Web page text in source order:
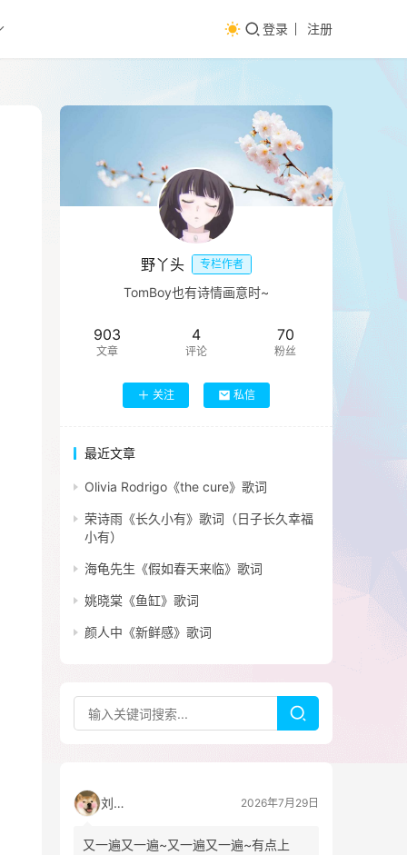
登录 注册
野丫头 专栏作者
TomBoy也有诗情画意时~
903
文章
4
评论
70
粉丝
关注 私信
最近文章
Olivia Rodrigo《the cure》歌词
荣诗雨《长久小有》歌词（日子长久幸福
小有）
海龟先生《假如春天来临》歌词
姚晓棠《鱼缸》歌词
颜人中《新鲜感》歌词
刘看山 2026年7月29日
又一遍又一遍~又一遍又一遍~有点上